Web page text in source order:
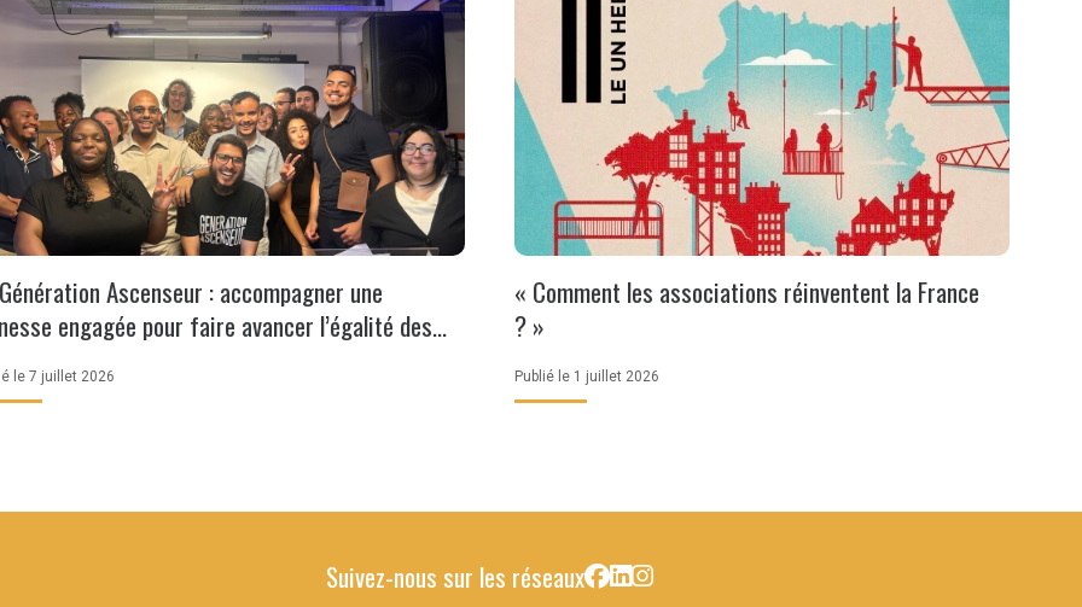
Ascenseur : accompagner une
engagée pour faire avancer l’égalité des
le 7 juillet 2026
« Comment les associations réinventent la France
? »
Publié le 1 juillet 2026
Suivez-nous sur les réseaux